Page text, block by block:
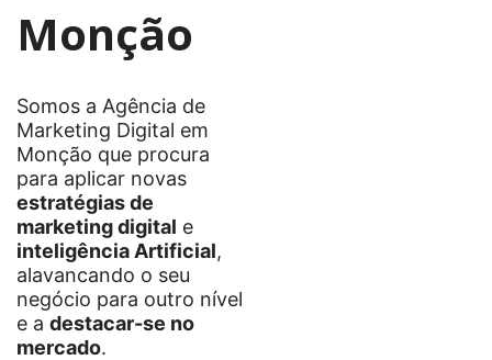
Monção
Somos a Agência de
Marketing Digital em
Monção que procura
para aplicar novas
estratégias de
marketing digital e
inteligência Artificial,
alavancando o seu
negócio para outro nível
e a destacar-se no
mercado.